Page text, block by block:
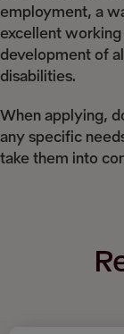
employment, a
excellent
development of
disabilities.
When applying,
any specific
take them into